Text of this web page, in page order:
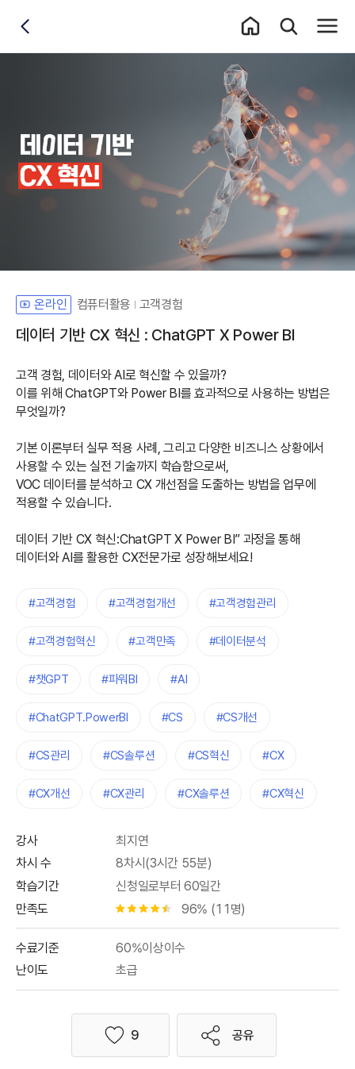
통합검색 레이
전체
뒤로가기
온라인 컴퓨터활용 고객경험
데이터 기반 CX 혁신 : ChatGPT X Power BI
고객 경험, 데이터와 AI로 혁신할 수 있을까?
이를 위해 ChatGPT와 Power BI를 효과적으로 사용하는 방법은
무엇일까?
기본 이론부터 실무 적용 사례, 그리고 다양한 비즈니스 상황에서
사용할 수 있는 실전 기술까지 학습함으로써,
VOC 데이터를 분석하고 CX 개선점을 도출하는 방법을 업무에
적용할 수 있습니다.
데이터 기반 CX 혁신:ChatGPT X Power BI” 과정을 통해
데이터와 AI를 활용한 CX전문가로 성장해보세요!
#고객경험 #고객경험개선 #고객경험관리
#고객경험혁신 #고객만족 #데이터분석
#챗GPT #파워BI #AI
#ChatGPT.PowerBI #CS #CS개선
#CS관리 #CS솔루션 #CS혁신 #CX
#CX개선 #CX관리 #CX솔루션 #CX혁신
강사
최지연
차시 수
8차시(3시간 55분)
학습기간
신청일로부터 60일간
만족도
별점 4.5개 96% (11명)
수료기준
60%이상이수
난이도
초급
좋아요
9 공유